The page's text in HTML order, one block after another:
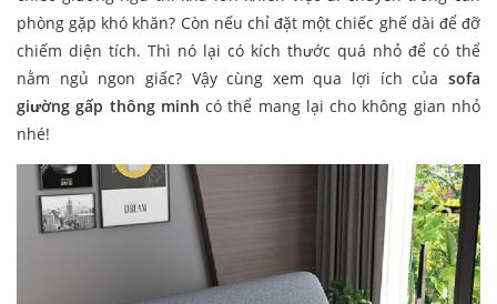
phòng gặp khó khăn? Còn nếu chỉ đặt một chiếc ghế dài để đỡ
chiếm diện tích. Thì nó lại có kích thước quá nhỏ để có thể
nằm ngủ ngon giấc? Vậy cùng xem qua lợi ích của sofa
giường gấp thông minh có thể mang lại cho không gian nhỏ
nhé!